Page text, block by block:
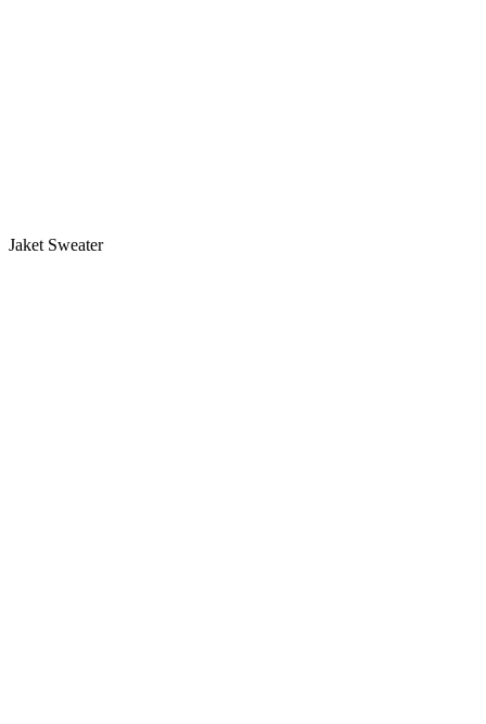
Jaket Sweater